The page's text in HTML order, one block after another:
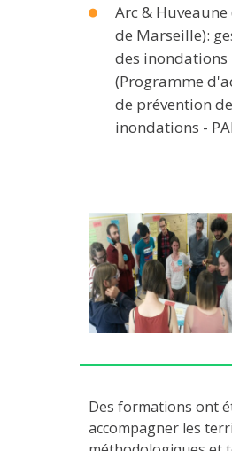
Arc & Huveaune
de Marseille):
des inondations
(Programme
de prévention
inondations -
Des formations ont
accompagner les